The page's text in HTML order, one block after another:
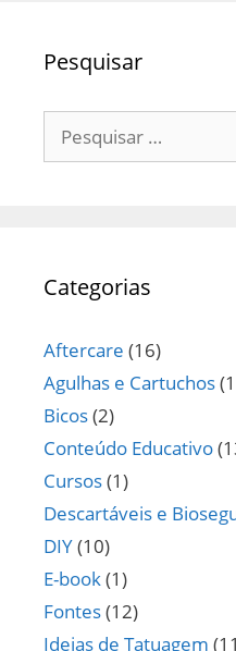
Pesquisar
por:
Categorias
Aftercare (16)
Agulhas e Cartuchos
Bicos(2)
Conteúdo Educativo
Cursos(1)
Descartáveis e
DIY(10)
E-book(1)
Fontes(12)
Ideias de Tatuagem